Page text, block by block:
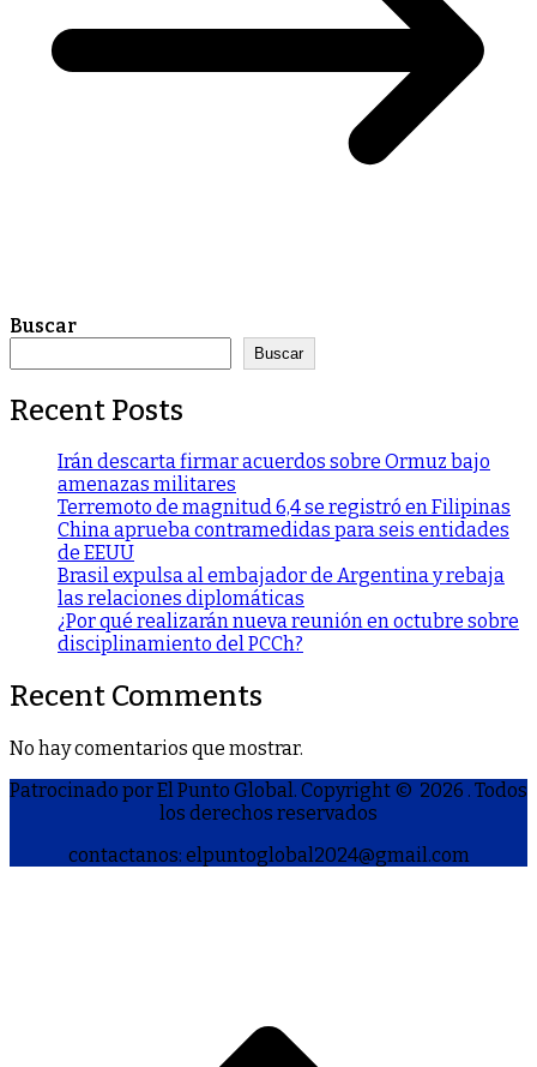
Buscar
Buscar
Recent Posts
Irán descarta firmar acuerdos sobre Ormuz bajo
amenazas militares
Terremoto de magnitud 6,4 se registró en Filipinas
China aprueba contramedidas para seis entidades
de EEUU
Brasil expulsa al embajador de Argentina y rebaja
las relaciones diplomáticas
¿Por qué realizarán nueva reunión en octubre sobre
disciplinamiento del PCCh?
Recent Comments
No hay comentarios que mostrar.
Patrocinado por El Punto Global. Copyright © 2026 . Todos
los derechos reservados
contactanos: elpuntoglobal2024@gmail.com